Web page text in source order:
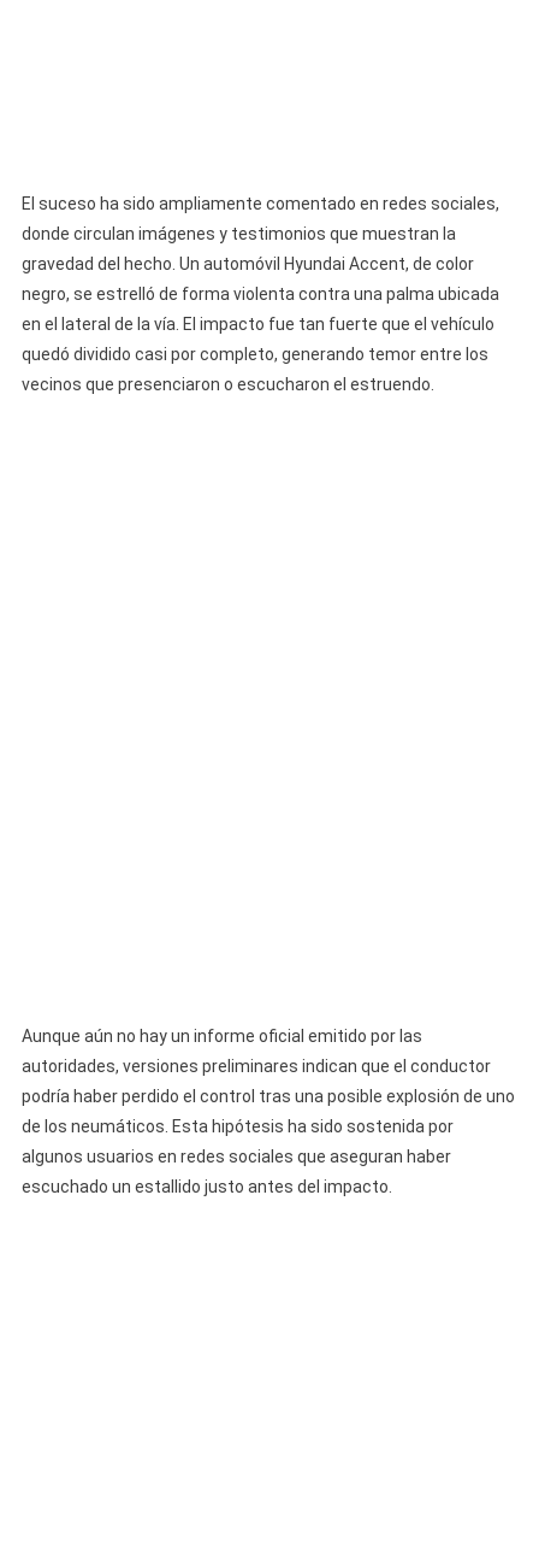
El suceso ha sido ampliamente comentado en redes sociales,
donde circulan imágenes y testimonios que muestran la
gravedad del hecho. Un automóvil Hyundai Accent, de color
negro, se estrelló de forma violenta contra una palma ubicada
en el lateral de la vía. El impacto fue tan fuerte que el vehículo
quedó dividido casi por completo, generando temor entre los
vecinos que presenciaron o escucharon el estruendo.
Aunque aún no hay un informe oficial emitido por las
autoridades, versiones preliminares indican que el conductor
podría haber perdido el control tras una posible explosión de uno
de los neumáticos. Esta hipótesis ha sido sostenida por
algunos usuarios en redes sociales que aseguran haber
escuchado un estallido justo antes del impacto.